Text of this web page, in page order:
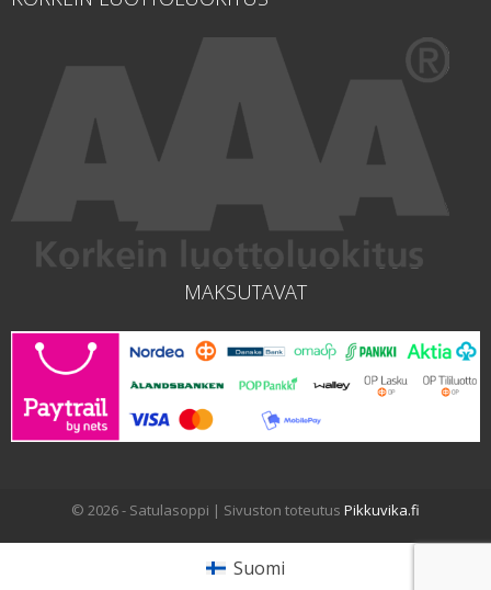
MAKSUTAVAT
© 2026 - Satulasoppi | Sivuston toteutus Pikkuvika.fi
Suomi